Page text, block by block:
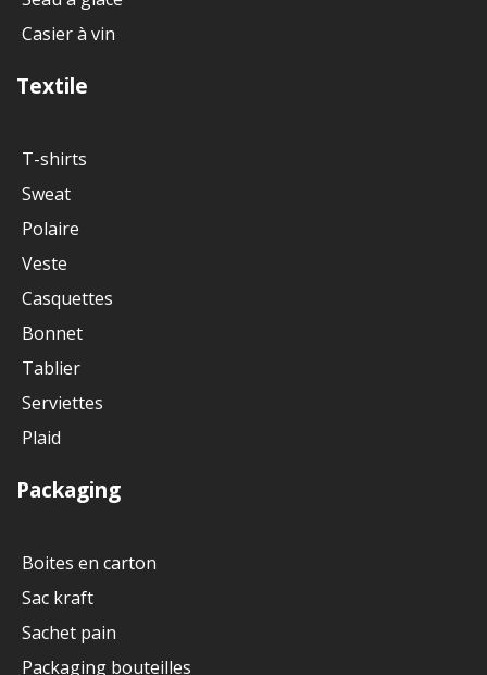
Casier à vin
Textile
T-shirts
Sweat
Polaire
Veste
Casquettes
Bonnet
Tablier
Serviettes
Plaid
Packaging
Boites en carton
Sac kraft
Sachet pain
Packaging bouteilles